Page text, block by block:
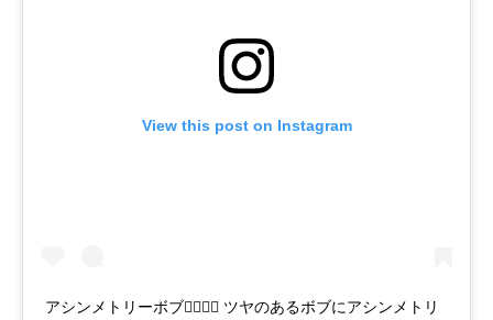
View this post on Instagram
アシンメトリーボブ💇🏻‍♀️✨ ツヤのあるボブにアシンメトリ